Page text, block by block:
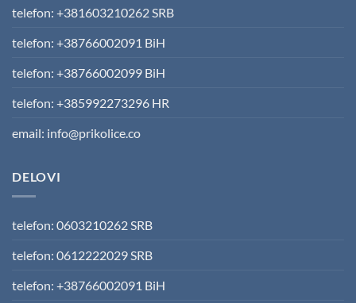
telefon: +381603210262 SRB
telefon: +38766002091 BiH
telefon: +38766002099 BiH
telefon: +385992273296 HR
email: info@prikolice.co
DELOVI
telefon: 0603210262 SRB
telefon: 0612222029 SRB
telefon: +38766002091 BiH